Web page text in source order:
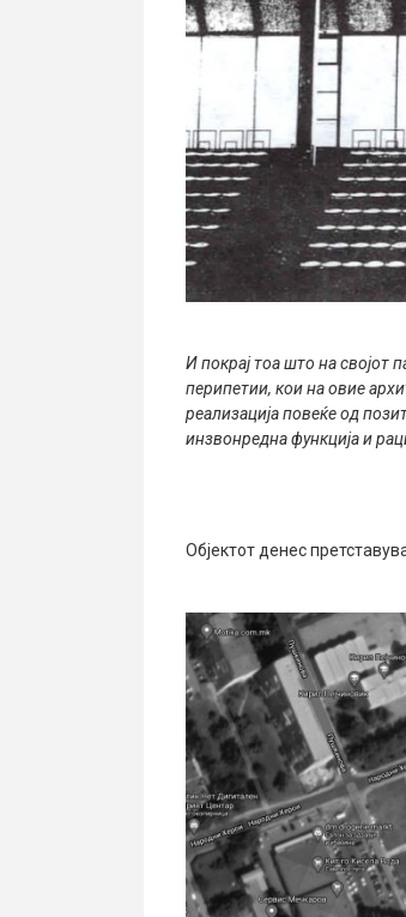
И покрај тоа што на својот
перипетии, кои на овие
реализација повеќе од
инзвонредна функција и
Објектот денес